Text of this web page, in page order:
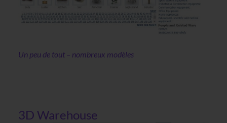
Un peu de tout – nombreux modèles
3D Warehouse